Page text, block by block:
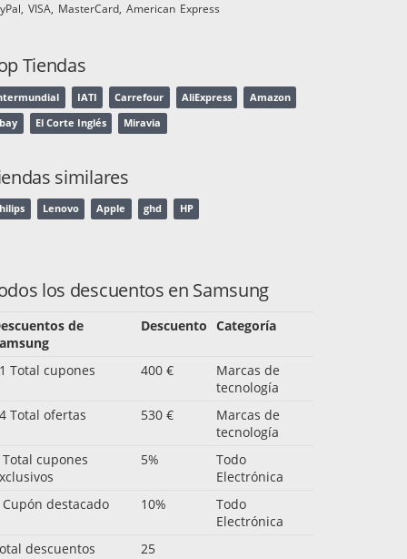
VISA MasterCard American Express
Tiendas
IATI Carrefour AliExpress Amazon
El Corte Inglés Miravia
similares
Lenovo Apple ghd HP
los descuentos en Samsung
de
Descuento Categoría
Total cupones 400 €
Marcas de
tecnología
Total ofertas
530 €
Marcas de
tecnología
Total cupones
5%
Todo
Electrónica
Cupón destacado
10%
Todo
Electrónica
descuentos
25